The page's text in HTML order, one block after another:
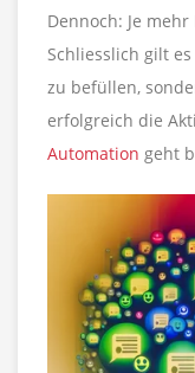
Dennoch: Je
Schliesslich gilt
zu befüllen,
erfolgreich die
Automation geht